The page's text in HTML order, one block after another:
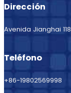
Dirección
Avenida Jianghai
Teléfono
+86-19802569998